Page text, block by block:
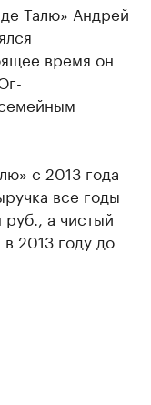
Талю» Андрей
время он
с 2013 года
все годы
а чистый
2013 году до